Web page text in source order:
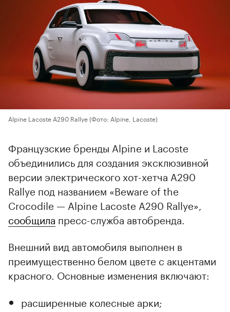
Alpine Lacoste A290 Rallye(Фото: Alpine, Lacoste)
Французские бренды Alpine и Lacoste
объединились для создания эксклюзивной
версии электрического хот-хетча A290
Rallye под названием «Beware of the
Crocodile — Alpine Lacoste A290 Rallye»,
сообщила пресс-служба автобренда.
Внешний вид автомобиля выполнен в
преимущественно белом цвете с акцентами
красного. Основные изменения включают:
расширенные колесные арки;